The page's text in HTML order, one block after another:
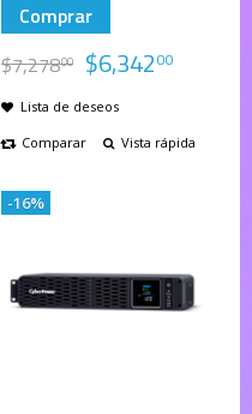
Comprar
$7,27800 $6,34200
Lista de deseos
Comparar
Vista rápida
-16%